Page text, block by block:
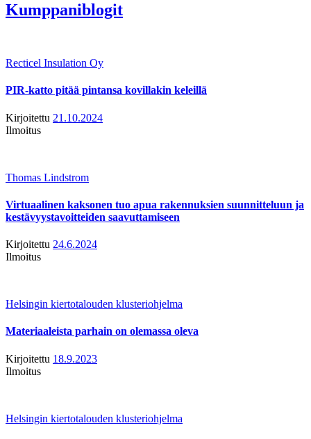
Kumppaniblogit
Recticel Insulation Oy
PIR-katto pitää pintansa kovillakin keleillä
Kirjoitettu 21.10.2024
Ilmoitus
Thomas Lindstrom
Virtuaalinen kaksonen tuo apua rakennuksien suunnitteluun ja
kestävyystavoitteiden saavuttamiseen
Kirjoitettu 24.6.2024
Ilmoitus
Helsingin kiertotalouden klusteriohjelma
Materiaaleista parhain on olemassa oleva
Kirjoitettu 18.9.2023
Ilmoitus
Helsingin kiertotalouden klusteriohjelma